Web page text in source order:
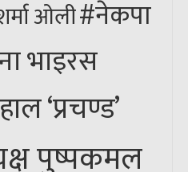
ओली#नेकपा
भाइरस
‘प्रचण्ड’
पुष्पकमल